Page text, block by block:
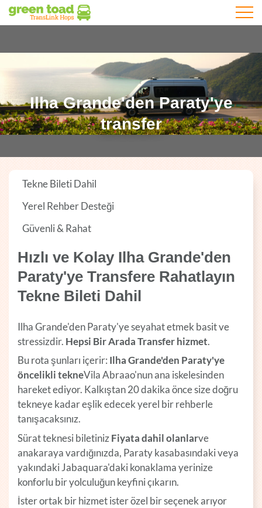
Mobil
Ilha Grande'den Paraty'ye
transfer
Tekne Bileti Dahil
Yerel Rehber Desteği
Güvenli & Rahat
Hızlı ve Kolay Ilha Grande'den
Paraty'ye Transfere Rahatlayın
Tekne Bileti Dahil
Ilha Grande'den Paraty'ye seyahat etmek basit ve
stressizdir. Hepsi Bir Arada Transferhizmet.
Bu rota şunları içerir: Ilha Grande'den Paraty'ye
öncelikli tekneVila Abraao'nun ana iskelesinden
hareket ediyor. Kalkıştan 20 dakika önce size doğru
tekneye kadar eşlik edecek yerel bir rehberle
tanışacaksınız.
Sürat teknesi biletinizFiyata dahil olanlarve
anakaraya vardığınızda, Paraty kasabasındaki veya
yakındaki Jabaquara'daki konaklama yerinize
konforlu bir yolculuğun keyfini çıkarın.
İster ortak bir hizmet ister özel bir seçenek arıyor